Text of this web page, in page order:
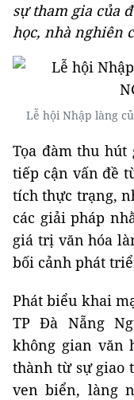
sự tham gia của
học, nhà nghiên
Lễ hội Nhập làng
Tọa đàm thu hút
tiếp cận vấn đề
tích thực trạng,
các giải pháp
giá trị văn hóa
bối cảnh phát
Phát biểu khai
TP Đà Nẵng
không gian văn
thành từ sự giao
ven biển, làng